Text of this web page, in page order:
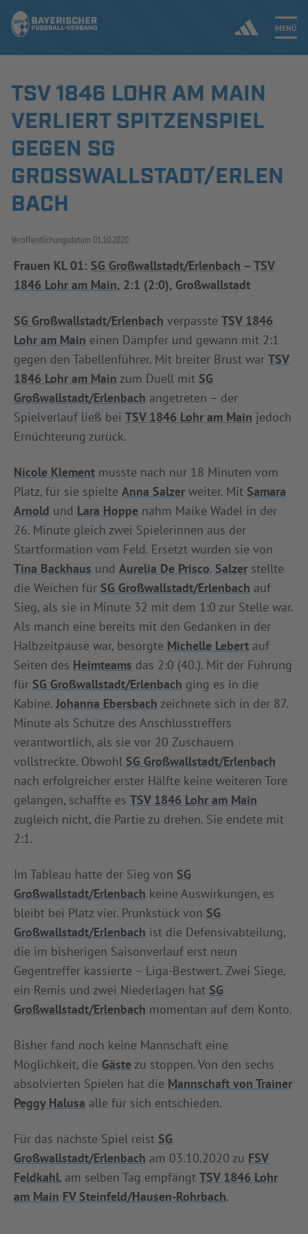
MENÜ
Jetzt einloggen
ERGEBNISSE & WETTBEWERBE
NEUIGKEITEN
SPIELBETRIEB & VERBANDSLEBEN
AUSBILDUNG & FÖRDERUNG
DER VERBAND
INFOTHEK SPIELPLUS
TSV 1846 LOHR AM MAIN
VERLIERT SPITZENSPIEL
GEGEN SG
GROSSWALLSTADT/ERLENB
ACH
Veröffentlichungsdatum 01.10.2020
Frauen KL 01: SG Großwallstadt/Erlenbach – TSV
1846 Lohr am Main, 2:1 (2:0), Großwallstadt
SG Großwallstadt/Erlenbach verpasste TSV 1846
Lohr am Main einen Dämpfer und gewann mit 2:1
gegen den Tabellenführer. Mit breiter Brust war TSV
1846 Lohr am Main zum Duell mit SG
Großwallstadt/Erlenbach angetreten – der
Spielverlauf ließ bei TSV 1846 Lohr am Main jedoch
Ernüchterung zurück.
Nicole Klement musste nach nur 18 Minuten vom
Platz, für sie spielte Anna Salzer weiter. Mit Samara
Arnold und Lara Hoppe nahm Maike Wadel in der
26. Minute gleich zwei Spielerinnen aus der
Startformation vom Feld. Ersetzt wurden sie von
Tina Backhaus und Aurelia De Prisco. Salzer stellte
die Weichen für SG Großwallstadt/Erlenbach auf
Sieg, als sie in Minute 32 mit dem 1:0 zur Stelle war.
Als manch eine bereits mit den Gedanken in der
Halbzeitpause war, besorgte Michelle Lebert auf
Seiten des Heimteams das 2:0 (40.). Mit der Führung
für SG Großwallstadt/Erlenbach ging es in die
Kabine. Johanna Ebersbach zeichnete sich in der 87.
Minute als Schütze des Anschlusstreffers
verantwortlich, als sie vor 20 Zuschauern
vollstreckte. Obwohl SG Großwallstadt/Erlenbach
nach erfolgreicher erster Hälfte keine weiteren Tore
gelangen, schaffte es TSV 1846 Lohr am Main
zugleich nicht, die Partie zu drehen. Sie endete mit
2:1.
Im Tableau hatte der Sieg von SG
Großwallstadt/Erlenbach keine Auswirkungen, es
bleibt bei Platz vier. Prunkstück von SG
Großwallstadt/Erlenbach ist die Defensivabteilung,
die im bisherigen Saisonverlauf erst neun
Gegentreffer kassierte – Liga-Bestwert. Zwei Siege,
ein Remis und zwei Niederlagen hat SG
Großwallstadt/Erlenbach momentan auf dem Konto.
Bisher fand noch keine Mannschaft eine
Möglichkeit, die Gäste zu stoppen. Von den sechs
absolvierten Spielen hat die Mannschaft von Trainer
Peggy Halusa alle für sich entschieden.
Für das nächste Spiel reist SG
Großwallstadt/Erlenbach am 03.10.2020 zu FSV
Feldkahl, am selben Tag empfängt TSV 1846 Lohr
am Main FV Steinfeld/Hausen-Rohrbach.